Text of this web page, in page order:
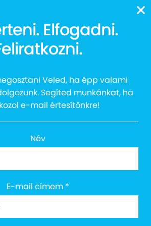
2021 1%
Elfogadni.
Veled, ha épp valami
Segíted munkánkat, ha
e-mail értesítőnkre!
Név
E-mail címem *